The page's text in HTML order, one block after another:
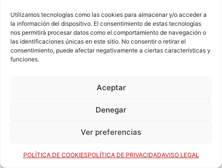
Utilizamos tecnologías como las cookies para almacenar y/o acceder a
la información del dispositivo. El consentimiento de estas tecnologías
nos permitirá procesar datos como el comportamiento de navegación o
las identificaciones únicas en este sitio. No consentir o retirar el
consentimiento, puede afectar negativamente a ciertas características y
funciones.
Aceptar
Denegar
Ver preferencias
POLÍTICA DE COOKIESPOLÍTICA DE PRIVACIDADAVISO LEGAL
TEMPORADA 2003-04
TEMPORADA 2003-04
TEMPORADA 2003-04